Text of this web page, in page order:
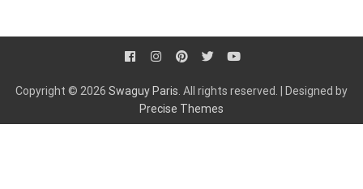
Copyright © 2026 Swaguy Paris. All rights reserved.
Designed by
Precise Themes